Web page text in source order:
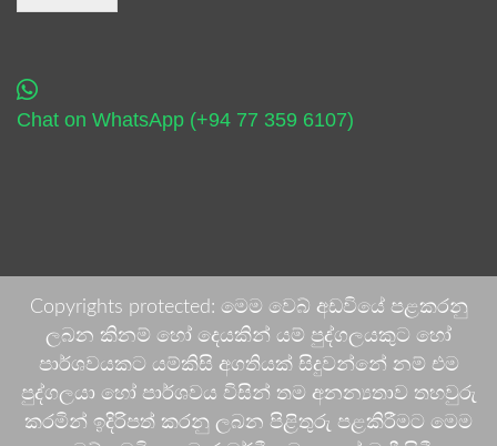
Chat on WhatsApp (+94 77 359 6107)
Copyrights protected: මෙම වෙබ් අඩවියේ පළකරනු
ලබන කිනම් හෝ දෙයකින් යම් පුද්ගලයකුට හෝ
පාර්ශවයකට යම්කිසි අගතියක් සිදුවන්නේ නම් එම
පුද්ගලයා හෝ පාර්ශවය විසින් තම අනන්‍යතාව තහවුරු
කරමින් ඉදිරිපත් කරනු ලබන පිළිතුරු පළකිරීමට මෙම